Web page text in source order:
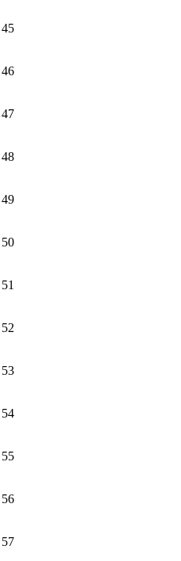
45
46
47
48
49
50
51
52
53
54
55
56
57